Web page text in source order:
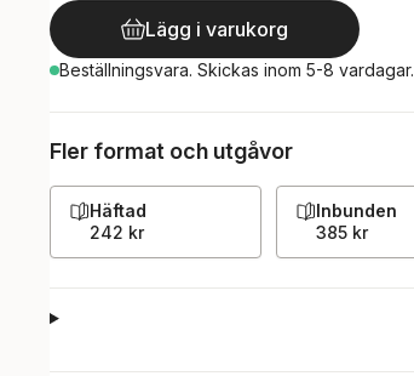
Lägg i varukorg
Beställningsvara. Skickas inom 5-8 vardagar.
Fler format och utgåvor
Häftad
242 kr
Inbunden
385 kr